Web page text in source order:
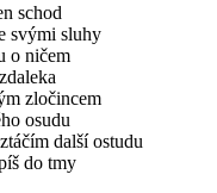
schod
svými sluhy
o ničem
zločincem
osudu
další ostudu
do tmy